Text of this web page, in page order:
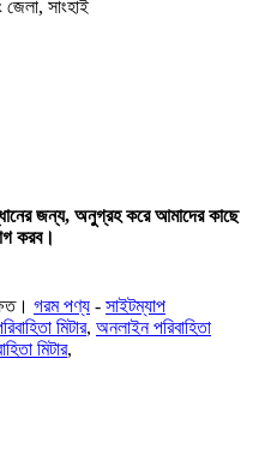
সাংহাই
জন্য, অনুগ্রহ করে আমাদের কাছে
করব।
গরম পণ্য - সাইটম্যাপ
মিটার, অনলাইন পরিবাহিতা
মিটার,